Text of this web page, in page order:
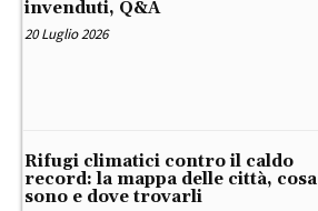
invenduti, Q&A
20 Luglio 2026
Rifugi climatici contro il caldo
record: la mappa delle città, cosa
sono e dove trovarli